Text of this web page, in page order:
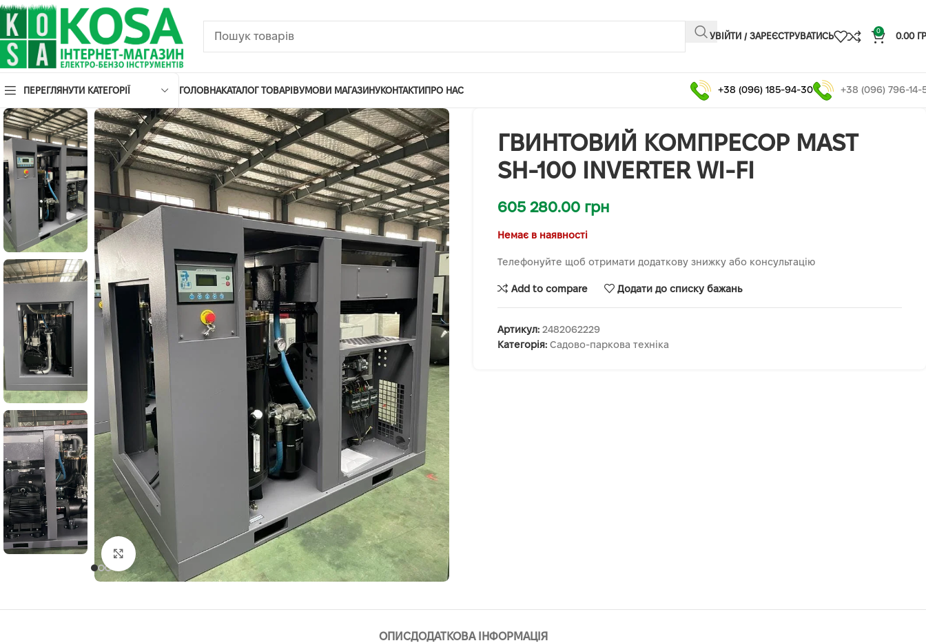
УВІЙТИ / ЗАРЕЄСТРУВАТИСЬ
0
0.00
ПЕРЕГЛЯНУТИ КАТЕГОРІЇ ГОЛОВНАКАТАЛОГ ТОВАРІВУМОВИ МАГАЗИНУКОНТАКТИПРО НАС +38 (096) 185-94-30 +38 (096) 796-14-
Клацніть, щоб збільшити
ГВИНТОВИЙ КОМПРЕСОР MAST
SH-100 INVERTER WI-FI
605 280.00 грн
Немає в наявності
Телефонуйте щоб отримати додаткову знижку або консультацію
Add to compare Додати до списку бажань
Артикул: 2482062229
Категорія: Садово-паркова техніка
ОПИСДОДАТКОВА ІНФОРМАЦІЯ